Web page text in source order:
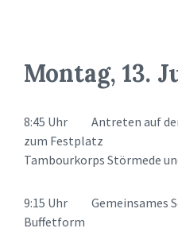
Montag, 13.
8:45 Uhr Antreten auf der
zum Festplatz
Tambourkorps Störmede
9:15 Uhr Gemeinsames
Buffetform